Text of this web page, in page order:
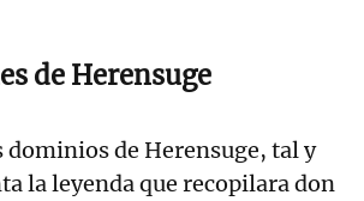
de Herensuge
dominios de Herensuge, tal y
la leyenda que recopilara don